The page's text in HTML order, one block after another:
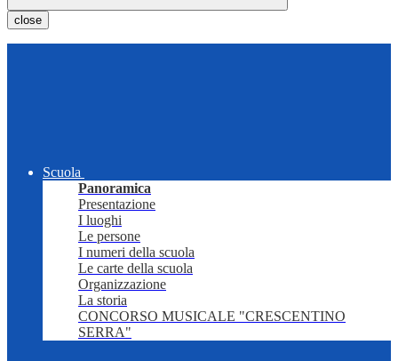
close
Scuola
Panoramica
Presentazione
I luoghi
Le persone
I numeri della scuola
Le carte della scuola
Organizzazione
La storia
CONCORSO MUSICALE "CRESCENTINO
SERRA"